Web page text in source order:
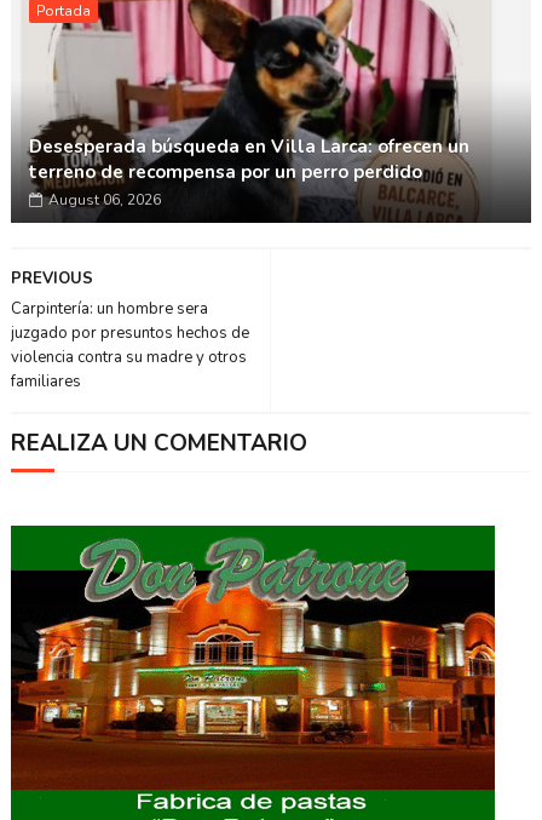
Portada
Desesperada búsqueda en Villa Larca: ofrecen un
terreno de recompensa por un perro perdido
August 06, 2026
PREVIOUS
Carpintería: un hombre sera
juzgado por presuntos hechos de
violencia contra su madre y otros
familiares
REALIZA UN COMENTARIO